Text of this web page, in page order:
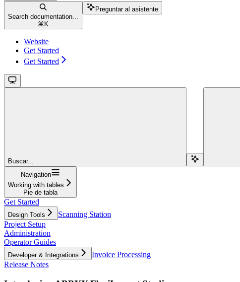
Search documentation...
⌘ K
Preguntar al asistente
Website
Get Started
Get Started
Buscar...
Navigation
Working with tables
Pie de tabla
Get Started
Design Tools
Scanning Station
Project Setup
Administration
Operator Guides
Developer & Integrations
Invoice Processing
Release Notes